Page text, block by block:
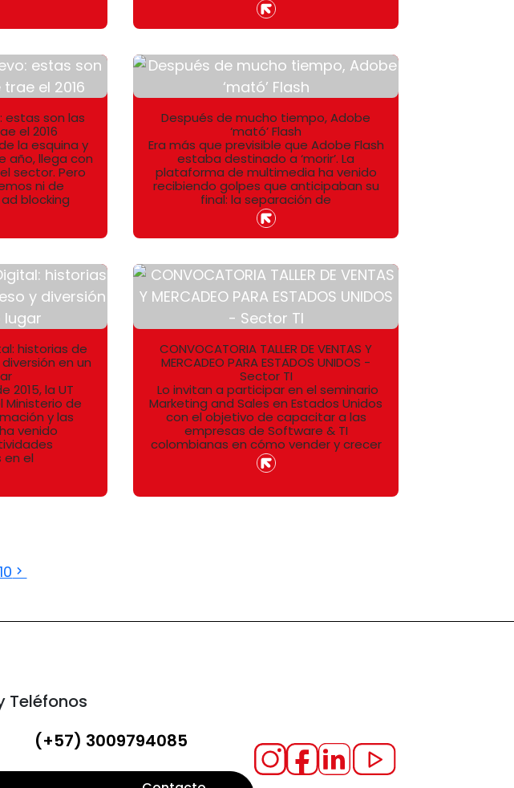
estas son las
el 2016
la esquina y
año, llega con
sector. Pero
ni de
blocking
Después de mucho tiempo, Adobe
‘mató’ Flash
Era más que previsible que Adobe Flash
estaba destinado a ‘morir’. La
plataforma de multimedia ha venido
recibiendo golpes que anticipaban su
final: la separación de
historias de
en un
2015, la UT
Ministerio de
y las
venido
en el
CONVOCATORIA TALLER DE VENTAS Y
MERCADEO PARA ESTADOS UNIDOS -
Sector TI
Lo invitan a participar en el seminario
Marketing and Sales en Estados Unidos
con el objetivo de capacitar a las
empresas de Software & TI
colombianas en cómo vender y crecer
10
Teléfonos
(+57) 3009794085